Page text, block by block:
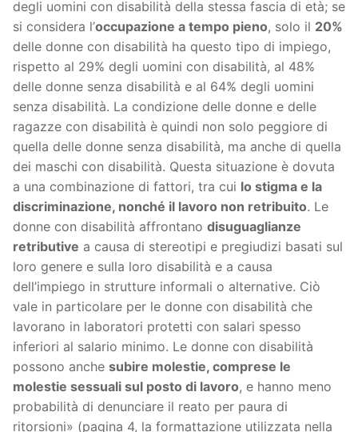
degli uomini con disabilità della stessa fascia di età; se
si considera l’occupazione a tempo pieno, solo il 20%
delle donne con disabilità ha questo tipo di impiego,
rispetto al 29% degli uomini con disabilità, al 48%
delle donne senza disabilità e al 64% degli uomini
senza disabilità. La condizione delle donne e delle
ragazze con disabilità è quindi non solo peggiore di
quella delle donne senza disabilità, ma anche di quella
dei maschi con disabilità. Questa situazione è dovuta
a una combinazione di fattori, tra cui lo stigma e la
discriminazione, nonché il lavoro non retribuito. Le
donne con disabilità affrontano disuguaglianze
retributive a causa di stereotipi e pregiudizi basati sul
loro genere e sulla loro disabilità e a causa
dell’impiego in strutture informali o alternative. Ciò
vale in particolare per le donne con disabilità che
lavorano in laboratori protetti con salari spesso
inferiori al salario minimo. Le donne con disabilità
possono anche subire molestie, comprese le
molestie sessuali sul posto di lavoro, e hanno meno
probabilità di denunciare il reato per paura di
ritorsioni» (pagina 4, la formattazione utilizzata nella